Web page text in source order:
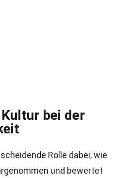
bei der
Rolle dabei, wie
und bewertet